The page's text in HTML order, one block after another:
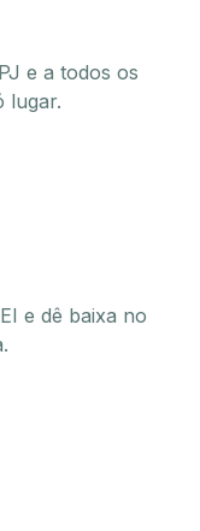
e a todos os
lugar.
e dê baixa no